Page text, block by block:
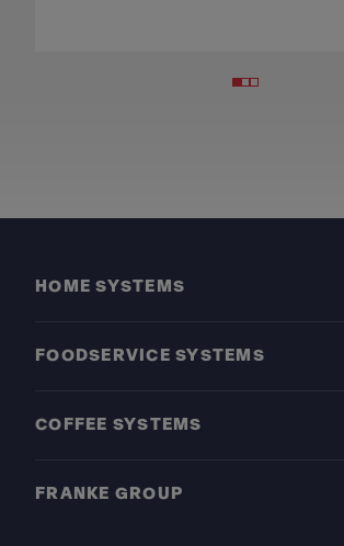
HOME SYSTEMS
FOODSERVICE SYSTEMS
COFFEE SYSTEMS
FRANKE GROUP